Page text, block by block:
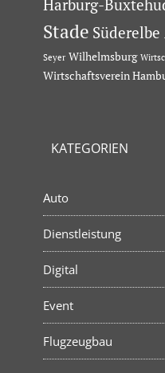
Harburg-
Stade Süderelbe
Seyer Wilhelmsburg
Wirtschaftsverein
KATEGORIEN
Auto
Dienstleistung
Digital
Event
Flugzeugbau